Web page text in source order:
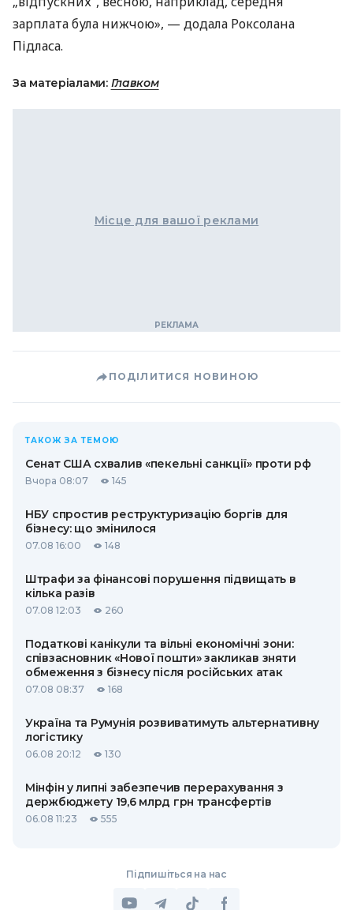
зарплата була нижчою», — додала Роксолана
Підласа.
За матеріалами: Главком
Місце для вашої реклами
ПОДІЛИТИСЯ НОВИНОЮ
ТАКОЖ ЗА ТЕМОЮ
Сенат США схвалив «пекельні санкції» проти рф
Вчора 08:07 145
НБУ спростив реструктуризацію боргів для
бізнесу: що змінилося
07.08 16:00 148
Штрафи за фінансові порушення підвищать в
кілька разів
07.08 12:03 260
Податкові канікули та вільні економічні зони:
співзасновник «Нової пошти» закликав зняти
обмеження з бізнесу після російських атак
07.08 08:37 168
Україна та Румунія розвиватимуть альтернативну
логістику
06.08 20:12 130
Мінфін у липні забезпечив перерахування з
держбюджету 19,6 млрд грн трансфертів
06.08 11:23 555
Підпишіться на нас